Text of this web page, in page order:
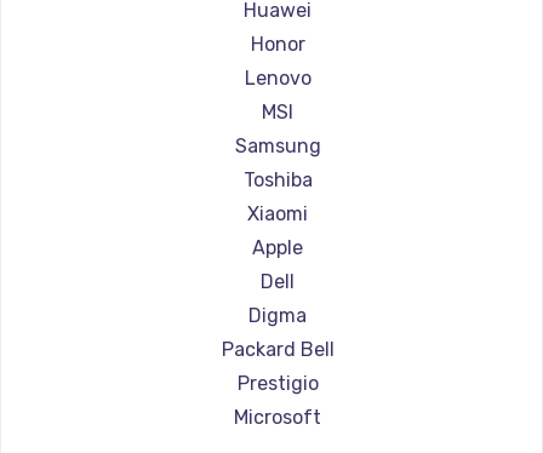
Ремонт ноутбуков Getac
Ремонт ноутбуков Epson
Ремонт ноутбуков Philips
Ремонт ноутбуков LG
Ремонт ноутбуков Panasonic
Ремонт ноутбуков Irbis
Ремонт ноутбуков Thunderobot
Ремонт ноутбуков Hasee
Ремонт ноутбуков ZTE
Ремонт ноутбуков Hiper
Ремонт ноутбуков Evga
Ремонт ноутбуков Google
Ремонт ноутбуков Echips
Huawei
Honor
Lenovo
MSI
Samsung
Toshiba
Xiaomi
Apple
Dell
Digma
Packard Bell
Prestigio
Microsoft